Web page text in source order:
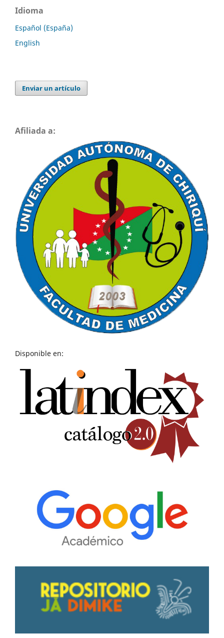
Idioma
Español (España)
English
Enviar un artículo
Afiliada a:
Disponible en: